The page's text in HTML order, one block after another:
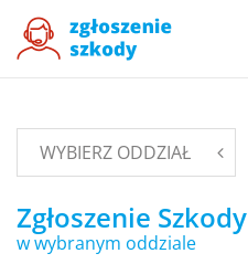
WYBIERZ ODDZIAŁ
Zgłoszenie Szkody
w wybranym oddziale